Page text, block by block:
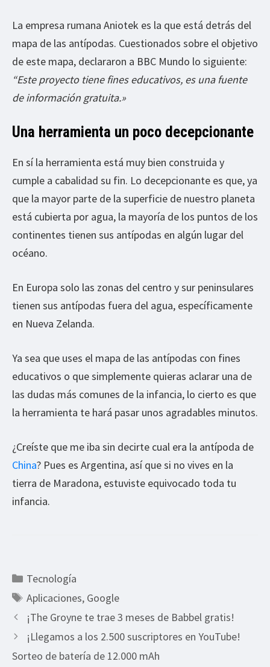
La empresa rumana Aniotek es la que está detrás del
mapa de las antípodas. Cuestionados sobre el objetivo
de este mapa, declararon a BBC Mundo lo siguiente:
“Este proyecto tiene fines educativos, es una fuente
de información gratuita.»
Una herramienta un poco decepcionante
En sí la herramienta está muy bien construida y
cumple a cabalidad su fin. Lo decepcionante es que, ya
que la mayor parte de la superficie de nuestro planeta
está cubierta por agua, la mayoría de los puntos de los
continentes tienen sus antípodas en algún lugar del
océano.
En Europa solo las zonas del centro y sur peninsulares
tienen sus antípodas fuera del agua, específicamente
en Nueva Zelanda.
Ya sea que uses el mapa de las antípodas con fines
educativos o que simplemente quieras aclarar una de
las dudas más comunes de la infancia, lo cierto es que
la herramienta te hará pasar unos agradables minutos.
¿Creíste que me iba sin decirte cual era la antípoda de
China? Pues es Argentina, así que si no vives en la
tierra de Maradona, estuviste equivocado toda tu
infancia.
Categorías
Tecnología
Etiquetas
Aplicaciones, Google
¡The Groyne te trae 3 meses de Babbel gratis!
¡Llegamos a los 2.500 suscriptores en YouTube!
Sorteo de batería de 12.000 mAh